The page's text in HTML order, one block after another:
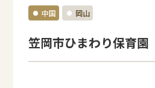
中国 岡山
笠岡市ひまわり保育園